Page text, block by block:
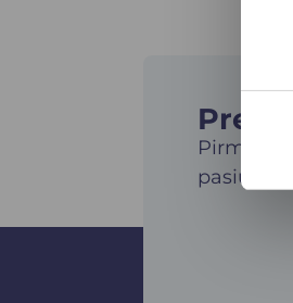
Pirmieji